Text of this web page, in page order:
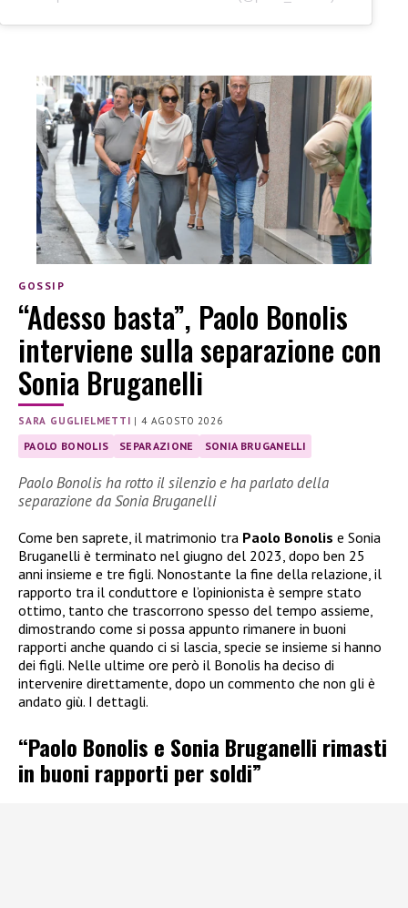
GOSSIP
“Adesso basta”, Paolo Bonolis
interviene sulla separazione con
Sonia Bruganelli
SARA GUGLIELMETTI |4 AGOSTO 2026
PAOLO BONOLIS SEPARAZIONE SONIA BRUGANELLI
Paolo Bonolis ha rotto il silenzio e ha parlato della
separazione da Sonia Bruganelli
Come ben saprete, il matrimonio tra Paolo Bonolis e Sonia
Bruganelli è terminato nel giugno del 2023, dopo ben 25
anni insieme e tre figli. Nonostante la fine della relazione, il
rapporto tra il conduttore e l’opinionista è sempre stato
ottimo, tanto che trascorrono spesso del tempo assieme,
dimostrando come si possa appunto rimanere in buoni
rapporti anche quando ci si lascia, specie se insieme si hanno
dei figli. Nelle ultime ore però il Bonolis ha deciso di
intervenire direttamente, dopo un commento che non gli è
andato giù. I dettagli.
“Paolo Bonolis e Sonia Bruganelli rimasti
in buoni rapporti per soldi”